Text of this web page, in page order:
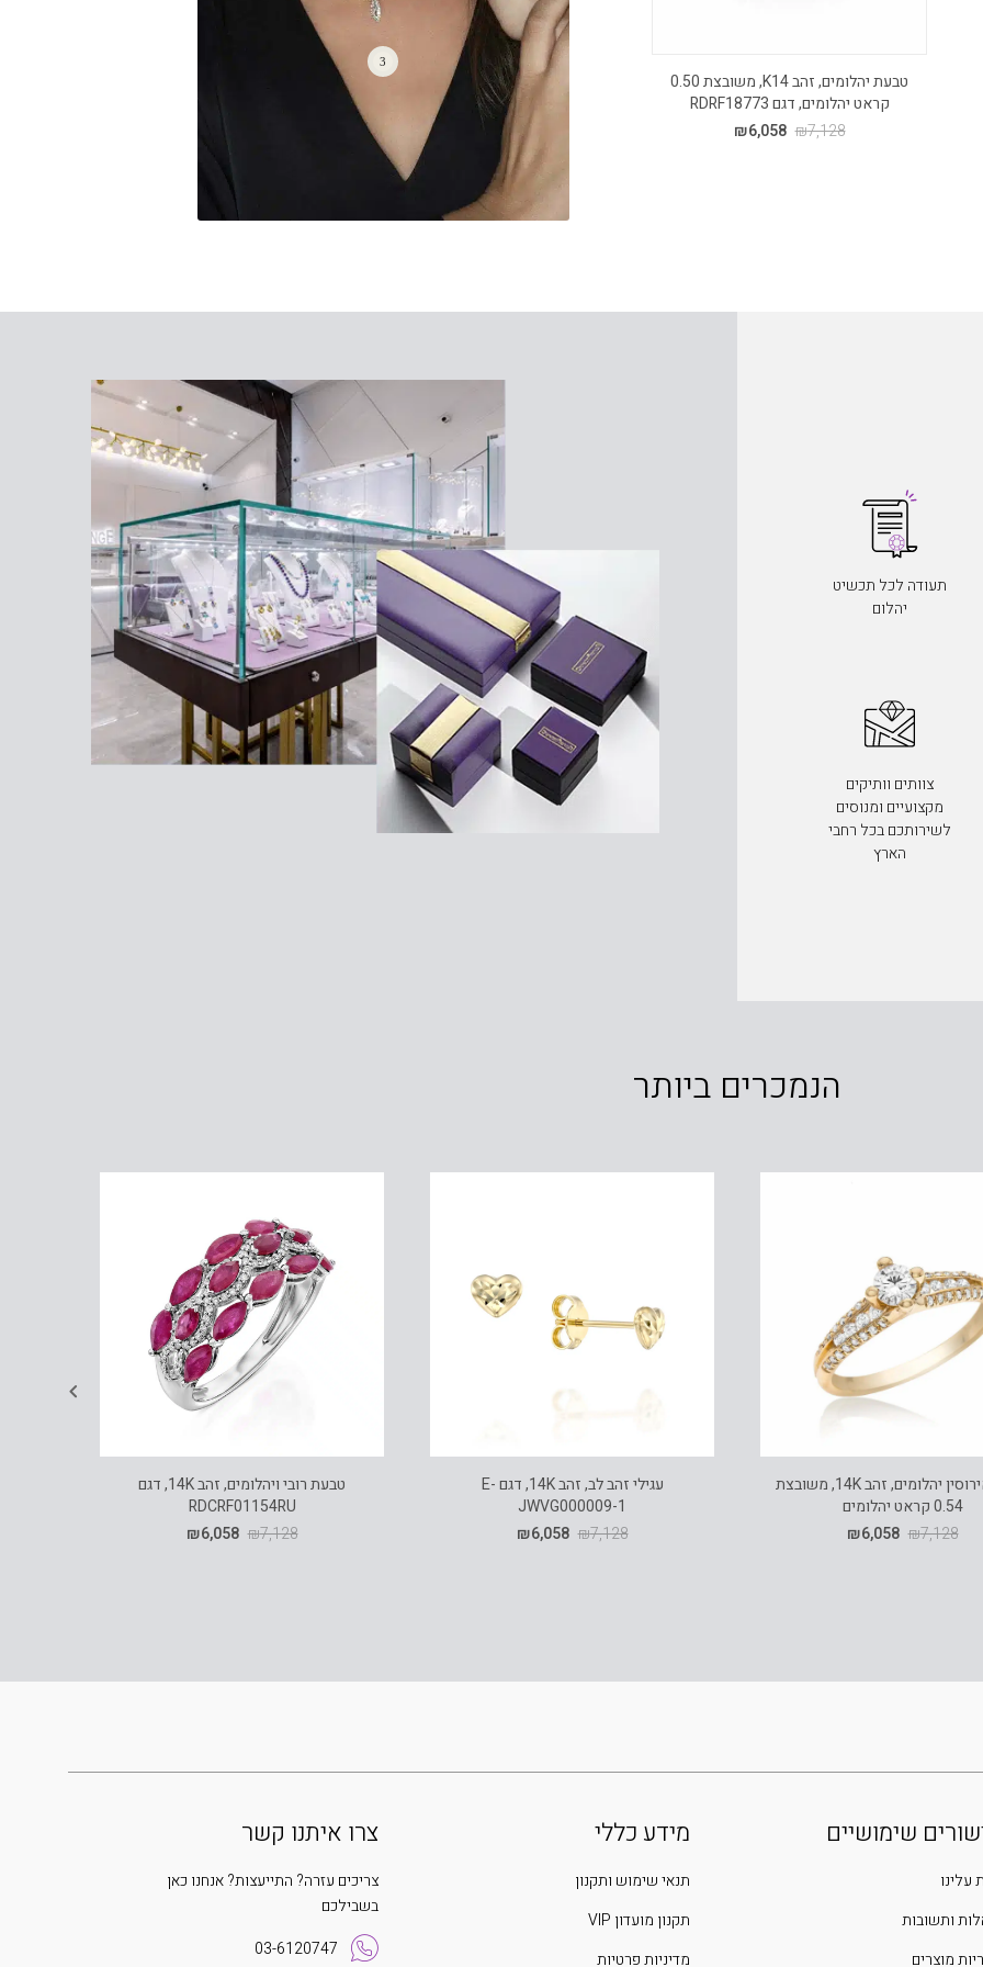
טבעת יהלומים, זהב K14, משובצת 0.50
קראט יהלומים, דגם RDRF18773
₪7,128
₪6,058
תליון יהלומים, זהב K14, משובץ 0.50 קראט
יהלומים, דגם PDPF14521
6,058
תעודה לכל תכשיט
יהלום
צוותים וותיקים
מקצועיים ומנוסים
לשירותכם בכל רחבי
הארץ
הנמכרים ביותר
טבעת אירוסין יהלומים, זהב 14K, משובצת
0.54 קראט יהלומים
₪7,128
₪6,058
עגילי זהב לב, זהב 14K, דגם E-
JWVG000009-1
₪7,128
₪6,058
טבעת רובי ויהלומים, זהב 14K, דגם
RDCRF01154RU
₪7,128
₪6,058
שימושיים
עלינו
ותשובות
מוצרים
מידע כללי
תנאי שימוש ותקנון
תקנון מועדון VIP
מדיניות פרטיות
צרו איתנו קשר
צריכים עזרה? התייעצות? אנחנו כאן
בשבילכם
03-6120747